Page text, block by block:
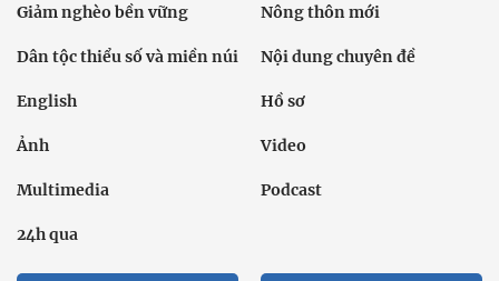
Giảm nghèo bền vững Nông thôn mới
Dân tộc thiểu số và miền núi Nội dung chuyên đề
English Hồ sơ
Ảnh Video
Multimedia Podcast
24h qua